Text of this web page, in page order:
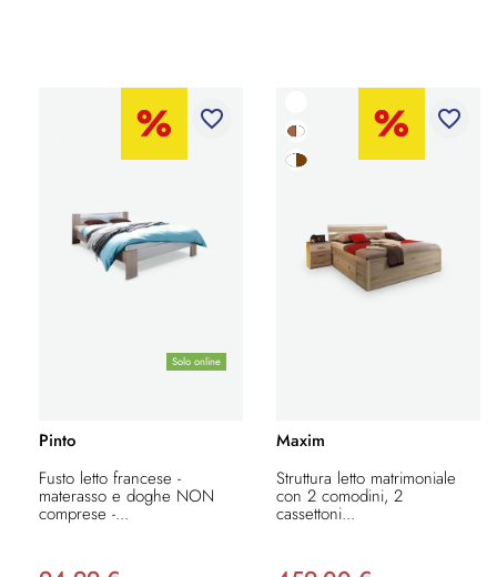
Solo online
favorite_border
Pinto
Fusto letto francese -
materasso e doghe NON
comprese -...
favorite_border
Maxim
Struttura letto matrimoniale
con 2 comodini, 2
cassettoni...